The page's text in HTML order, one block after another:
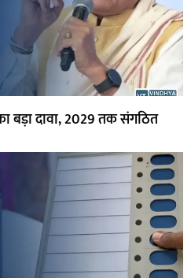
बड़ा दावा, 2029 तक संगठित